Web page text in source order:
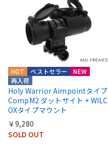
HOT
NEW
再入荷
ベストセラー
Holy Warrior Aimpointタイプ
CompM2 ダットサイト + WILC
OXタイプマウント
￥9,280
SOLD OUT